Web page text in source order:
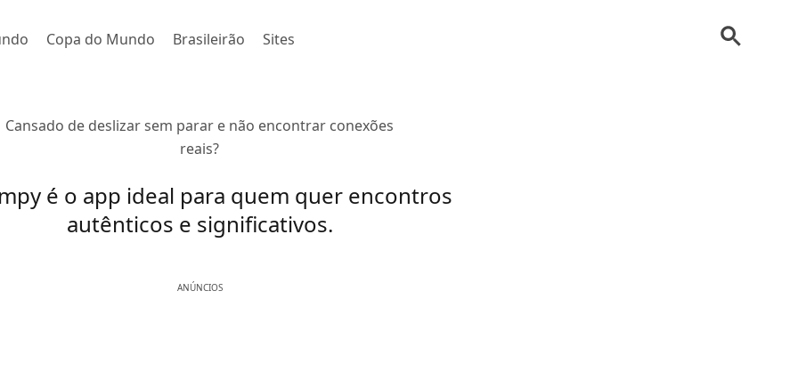
Copa do Mundo Brasileirão Sites
Cansado de deslizar sem parar e não encontrar conexões
reais?
é o app ideal para quem quer encontros
autênticos e significativos.
ANÚNCIOS